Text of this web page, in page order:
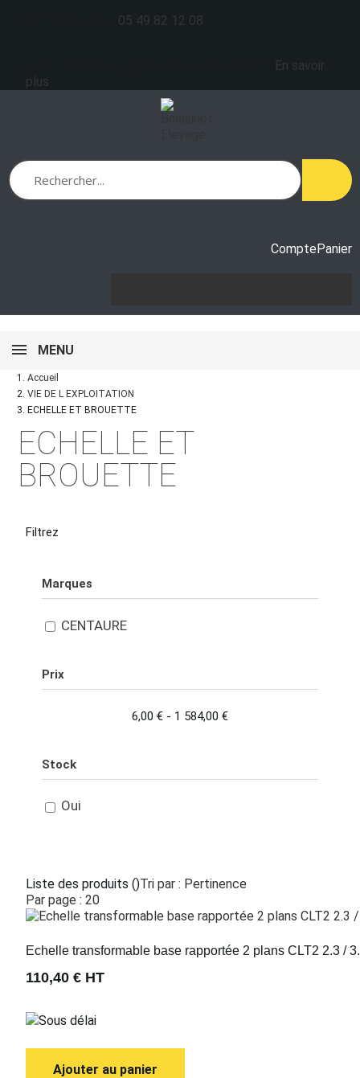
05 49 82 12 08
En savoir
plus
ComptePanier
MENU
Accueil
VIE DE L EXPLOITATION
ECHELLE ET BROUETTE
ECHELLE ET
BROUETTE
Filtrez
Marques
CENTAURE
Prix
6,00 € - 1 584,00 €
Stock
Oui
Liste des produits()Tri par : Pertinence
Par page : 20
Echelle transformable base rapportée 2 plans CLT2 2.3 /
110,40 € HT
Sous délai
Ajouter au panier